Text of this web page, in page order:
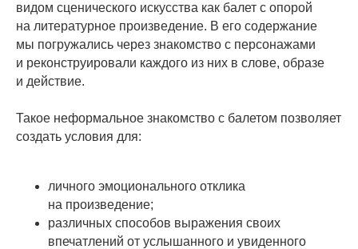
видом сценического искусства как балет с опорой
на литературное произведение. В его содержание
мы погружались через знакомство с персонажами
и реконструировали каждого из них в слове, образе
и действие.
Такое неформальное знакомство с балетом позволяет
создать условия для:
личного эмоционального отклика
на произведение;
различных способов выражения своих
впечатлений от услышанного и увиденного